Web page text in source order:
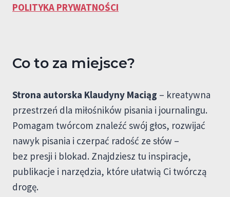
POLITYKA PRYWATNOŚCI
Co to za miejsce?
Strona autorska Klaudyny Maciąg – kreatywna
przestrzeń dla miłośników pisania i journalingu.
Pomagam twórcom znaleźć swój głos, rozwijać
nawyk pisania i czerpać radość ze słów –
bez presji i blokad. Znajdziesz tu inspiracje,
publikacje i narzędzia, które ułatwią Ci twórczą
drogę.